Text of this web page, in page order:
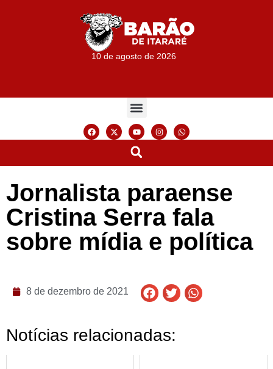
10 de agosto de 2026
Jornalista paraense
Cristina Serra fala
sobre mídia e política
8 de dezembro de 2021
Notícias relacionadas: